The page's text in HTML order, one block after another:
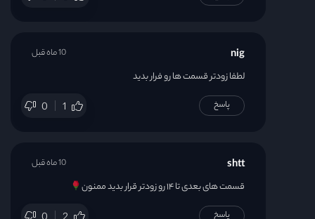
nig
لطفا زودتر قسمت ها رو فرار بدید
0 1
10 ماه قبل
پاسخ
shtt
قسمت های بعدی تا ۱۴ رو زودتر قرار بدید ممنون
10 ماه قبل
پاسخ